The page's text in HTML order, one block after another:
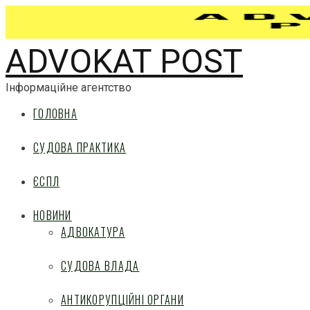
ADVOKAT POST
Інформаційне агентство
ГОЛОВНА
СУДОВА ПРАКТИКА
ЄСПЛ
НОВИНИ
АДВОКАТУРА
СУДОВА ВЛАДА
АНТИКОРУПЦІЙНІ ОРГАНИ